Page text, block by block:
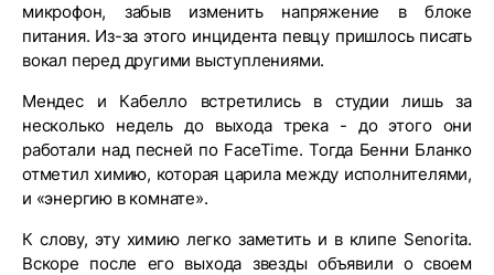
микрофон, забыв изменить напряжение в блоке
питания. Из-за этого инцидента певцу пришлось писать
вокал перед другими выступлениями.
Мендес и Кабелло встретились в студии лишь за
несколько недель до выхода трека - до этого они
работали над песней по FaceTime. Тогда Бенни Бланко
отметил химию, которая царила между исполнителями,
и «энергию в комнате».
К слову, эту химию легко заметить и в клипе Senorita.
Вскоре после его выхода звезды объявили о своем